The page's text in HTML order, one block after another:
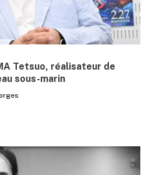
Tetsuo, réalisateur de
sous-marin